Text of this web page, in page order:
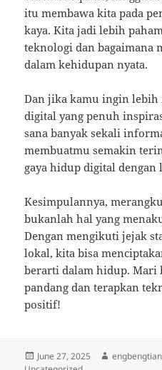
itu membawa kita pada
kaya. Kita jadi lebih
teknologi dan bagaimana
dalam kehidupan nyata.
Dan jika kamu ingin lebih
digital yang penuh
sana banyak sekali
membuatmu semakin
gaya hidup digital dengan
Kesimpulannya,
bukanlah hal yang
Dengan mengikuti jejak
lokal, kita bisa
berarti dalam hidup. Mari
pandang dan terapkan
positif!
Posted
June 27, 2025 Author